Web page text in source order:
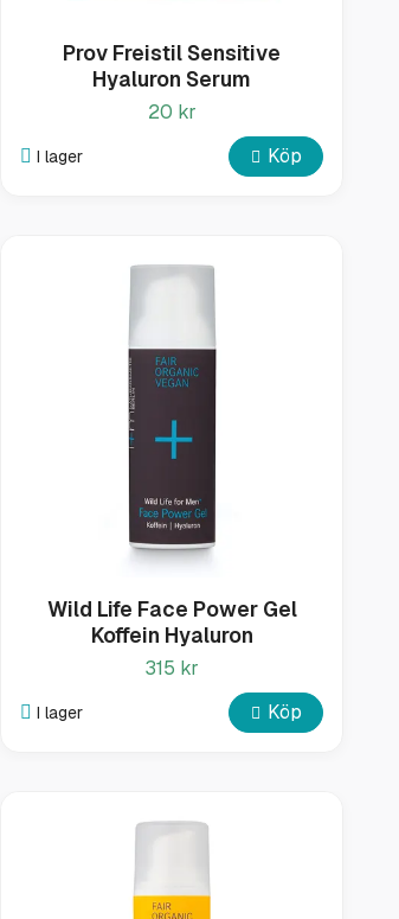
Prov Freistil Sensitive
Hyaluron Serum
20 kr
I lager Köp
Wild Life Face Power Gel
Koffein Hyaluron
315 kr
I lager Köp